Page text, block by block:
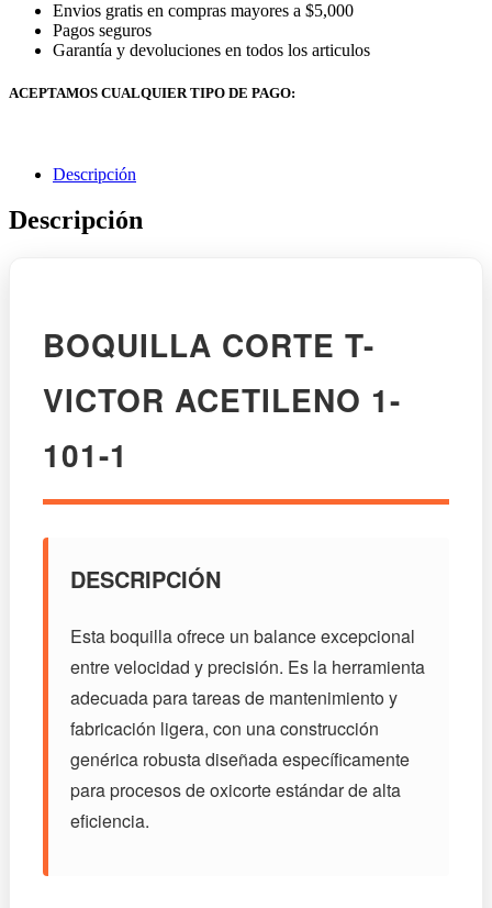
Envios gratis en compras mayores a $5,000
Pagos seguros
Garantía y devoluciones en todos los articulos
ACEPTAMOS CUALQUIER TIPO DE PAGO:
Descripción
Descripción
BOQUILLA CORTE T-
VICTOR ACETILENO 1-
101-1
DESCRIPCIÓN
Esta boquilla ofrece un balance excepcional
entre velocidad y precisión. Es la herramienta
adecuada para tareas de mantenimiento y
fabricación ligera, con una construcción
genérica robusta diseñada específicamente
para procesos de oxicorte estándar de alta
eficiencia.